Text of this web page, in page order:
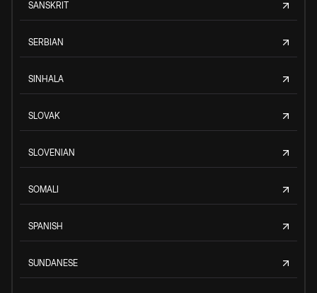
SANSKRIT
SERBIAN
SINHALA
SLOVAK
SLOVENIAN
SOMALI
SPANISH
SUNDANESE